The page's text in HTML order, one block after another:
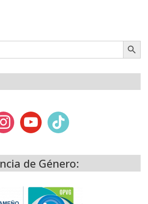
Botón de
de Género: